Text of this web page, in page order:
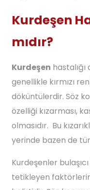
Kurdeşen
mıdır?
Kurdeşen
genellikle kırmızı
döküntülerdir. Söz
özelliği kızarması,
olmasıdır. Bu
yerinde bazen de
Kurdeşenler
tetikleyen